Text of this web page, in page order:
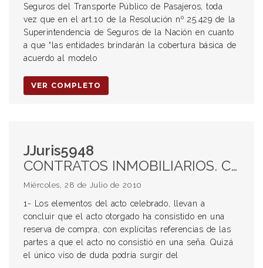
Seguros del Transporte Público de Pasajeros, toda
vez que en el art.10 de la Resolución nº 25.429 de la
Superintendencia de Seguros de la Nación en cuanto
a que “las entidades brindarán la cobertura básica de
acuerdo al modelo
VER COMPLETO
JJuris5948
CONTRATOS INMOBILIARIOS. COMPRAVENTA INMOBILIARIA. RESERVA DE COMPRA. SEÑA. Diferencias con la reserva. OFERTA DE COMPRA.
Miércoles, 28 de Julio de 2010
1- Los elementos del acto celebrado, llevan a
concluir que el acto otorgado ha consistido en una
reserva de compra, con explícitas referencias de las
partes a que el acto no consistió en una seña. Quizá
el único viso de duda podría surgir del